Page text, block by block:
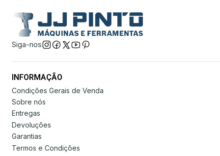
Siga-nos
INFORMAÇÃO
Condições Gerais de Venda
Sobre nós
Entregas
Devoluções
Garantias
Termos e Condições